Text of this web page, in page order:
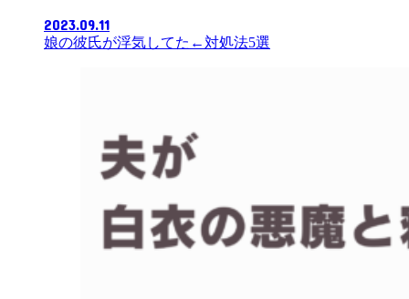
2023.09.11
娘の彼氏が浮気してた←対処法5選